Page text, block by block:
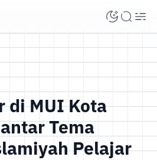
di MUI Kota
Tema
Pelajar